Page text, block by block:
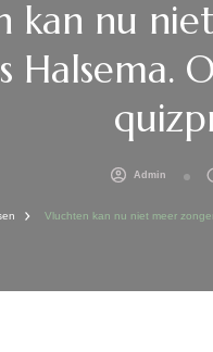
kan nu
Halsema.
Admin
Vluchten kan nu niet meer